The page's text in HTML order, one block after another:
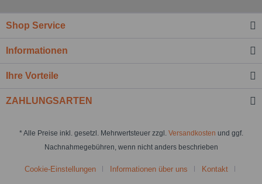
Shop Service
Informationen
Ihre Vorteile
ZAHLUNGSARTEN
* Alle Preise inkl. gesetzl. Mehrwertsteuer zzgl. Versandkosten und ggf.
Nachnahmegebühren, wenn nicht anders beschrieben
Cookie-Einstellungen Informationen über uns Kontakt